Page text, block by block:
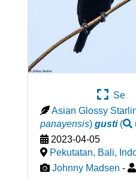
Se
Asian Glossy
panayensis) gusti(
2023-04-05
Pekutatan, Bali,
Johnny Madsen -